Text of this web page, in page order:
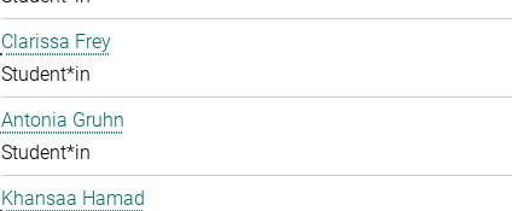
Clarissa Frey
Student*in
Antonia Gruhn
Student*in
Khansaa Hamad